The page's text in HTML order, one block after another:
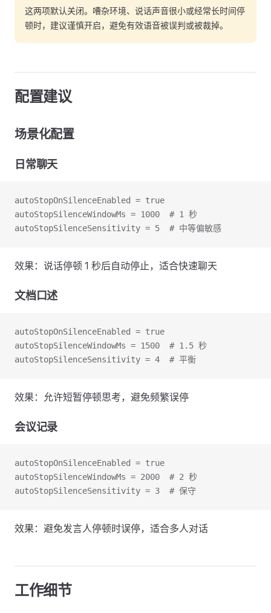
这两项默认关闭。嘈杂环境、说话声音很小或经常长时间停
顿时，建议谨慎开启，避免有效语音被误判或被裁掉。
配置建议
场景化配置
日常聊天
autoStopOnSilenceEnabled = true
autoStopSilenceWindowMs = 1000  # 1 秒
autoStopSilenceSensitivity = 5  # 中等偏敏感
效果：说话停顿 1 秒后自动停止，适合快速聊天
文档口述
autoStopOnSilenceEnabled = true
autoStopSilenceWindowMs = 1500  # 1.5 秒
autoStopSilenceSensitivity = 4  # 平衡
效果：允许短暂停顿思考，避免频繁误停
会议记录
autoStopOnSilenceEnabled = true
autoStopSilenceWindowMs = 2000  # 2 秒
autoStopSilenceSensitivity = 3  # 保守
效果：避免发言人停顿时误停，适合多人对话
工作细节